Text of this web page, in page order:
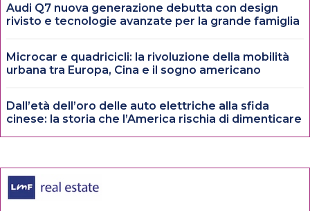
Audi Q7 nuova generazione debutta con design
rivisto e tecnologie avanzate per la grande famiglia
Microcar e quadricicli: la rivoluzione della mobilità
urbana tra Europa, Cina e il sogno americano
Dall’età dell’oro delle auto elettriche alla sfida
cinese: la storia che l’America rischia di dimenticare